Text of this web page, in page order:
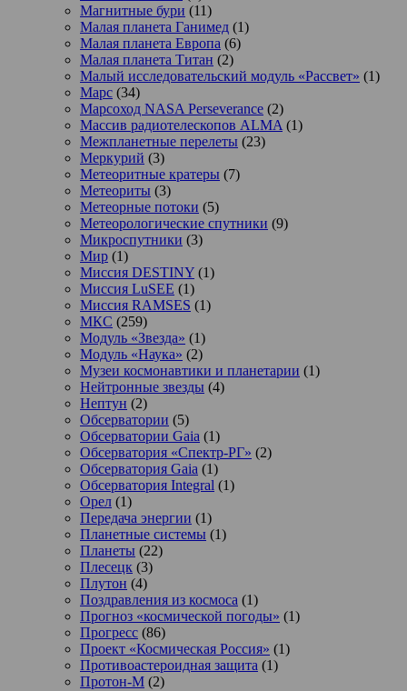
Магнитные бури (11)
Малая планета Ганимед (1)
Малая планета Европа (6)
Малая планета Титан (2)
Малый исследовательский модуль «Рассвет» (1)
Марс (34)
Марсоход NASA Perseverance (2)
Массив радиотелескопов ALMA (1)
Межпланетные перелеты (23)
Меркурий (3)
Метеоритные кратеры (7)
Метеориты (3)
Метеорные потоки (5)
Метеорологические спутники (9)
Микроспутники (3)
Мир (1)
Миссия DESTINY (1)
Миссия LuSEE (1)
Миссия RAMSES (1)
МКС (259)
Модуль «Звезда» (1)
Модуль «Наука» (2)
Музеи космонавтики и планетарии (1)
Нейтронные звезды (4)
Нептун (2)
Обсерватории (5)
Обсерватории Gaia (1)
Обсерватория «Спектр-РГ» (2)
Обсерватория Gaia (1)
Обсерватория Integral (1)
Орел (1)
Передача энергии (1)
Планетные системы (1)
Планеты (22)
Плесецк (3)
Плутон (4)
Поздравления из космоса (1)
Прогноз «космической погоды» (1)
Прогресс (86)
Проект «Космическая Россия» (1)
Противоастероидная защита (1)
Протон-М (2)